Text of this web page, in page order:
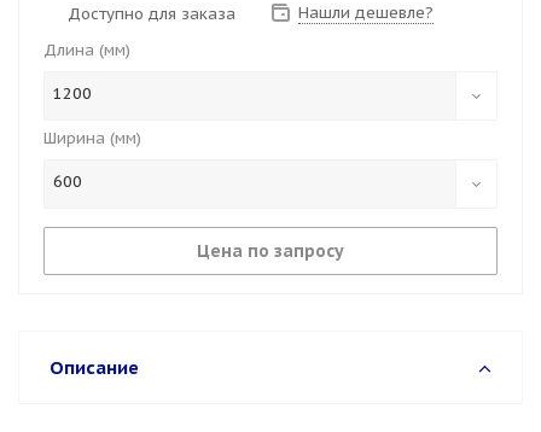
Доступно для заказа
Нашли дешевле?
Длина (мм)
1200
Ширина (мм)
600
Цена по запросу
Описание